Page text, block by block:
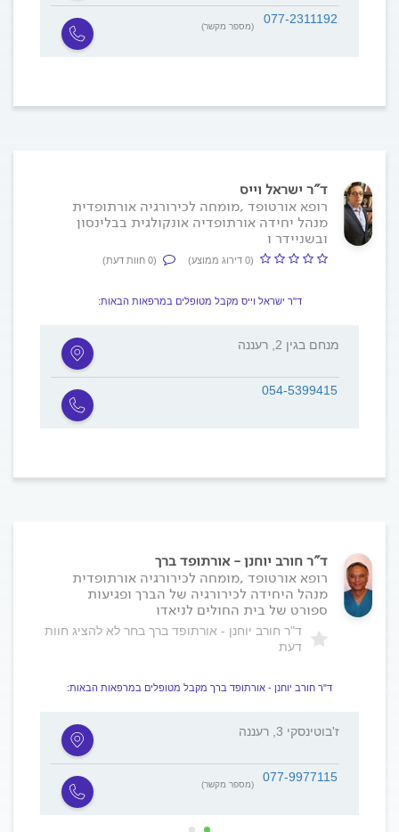
077-2311192
(מספר מקשר)
ד"ר ישראל וייס
רופא אורטופד ,מומחה לכירורגיה אורתופדית
מנהל יחידה אורתופדיה אונקולגית בבלינסון
ובשניידר ו
(0 דירוג ממוצע) (0 חוות דעת)
ד"ר ישראל וייס מקבל מטופלים במרפאות הבאות:
מנחם בגין 2, רעננה
054-5399415
ד"ר חורב יוחנן - אורתופד ברך
רופא אורטופד ,מומחה לכירורגיה אורתופדית
מנהל היחידה לכירורגיה של הברך ופגיעות
ספורט של בית החולים לניאדו
ד"ר חורב יוחנן - אורתופד ברך בחר לא להציג חוות
דעת
ד"ר חורב יוחנן - אורתופד ברך מקבל מטופלים במרפאות הבאות:
ז'בוטינסקי 3, רעננה
077-9977115
(מספר מקשר)